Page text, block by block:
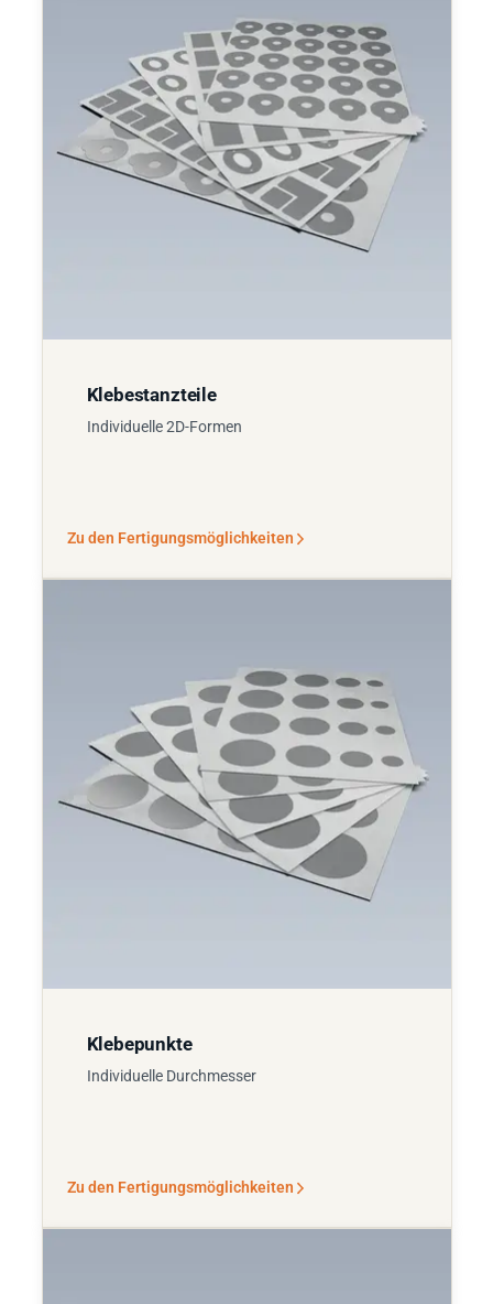
Klebestanzteile
Individuelle 2D-Formen
Zu den Fertigungsmöglichkeiten
Klebepunkte
Individuelle Durchmesser
Zu den Fertigungsmöglichkeiten